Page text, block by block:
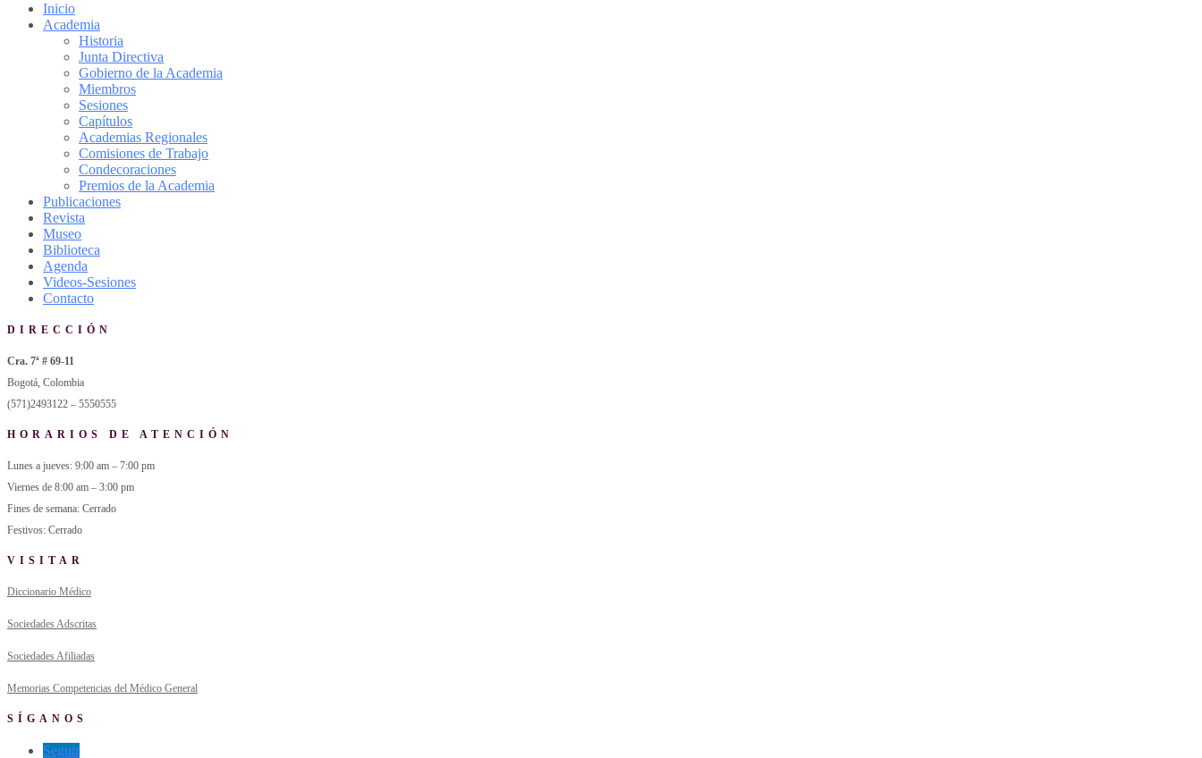
Inicio
Academia
Historia
Junta Directiva
Gobierno de la Academia
Miembros
Sesiones
Capítulos
Academias Regionales
Comisiones de Trabajo
Condecoraciones
Premios de la Academia
Publicaciones
Revista
Museo
Biblioteca
Agenda
Videos-Sesiones
Contacto
DIRECCIÓN
Cra. 7ª # 69-11
Bogotá, Colombia
(571)2493122 – 5550555
HORARIOS DE ATENCIÓN
Lunes a jueves: 9:00 am – 7:00 pm
Viernes de 8:00 am – 3:00 pm
Fines de semana: Cerrado
Festivos: Cerrado
VISITAR
Diccionario Médico
Sociedades Adscritas
Sociedades Afiliadas
Memorias Competencias del Médico General
SÍGANOS
Seguir